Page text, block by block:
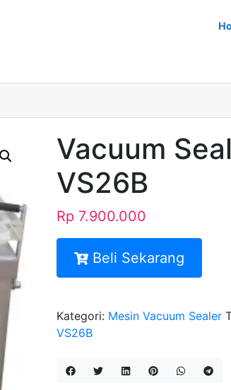
Vacuum
VS26B
Rp 7.900.000
Beli Sekarang
Kategori: Mesin Vacuum Sealer
VS26B